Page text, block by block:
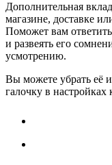
Дополнительная
магазине, доставке
Поможет вам
и развеять его
усмотрению.
Вы можете убрать её
галочку в